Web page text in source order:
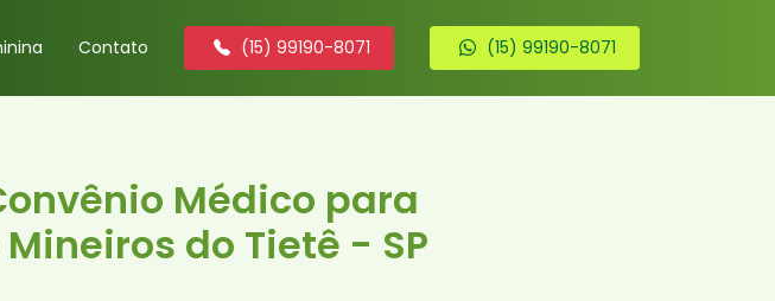
Contato (15) 99190-8071 (15) 99190-8071
Médico para
do Tietê - SP